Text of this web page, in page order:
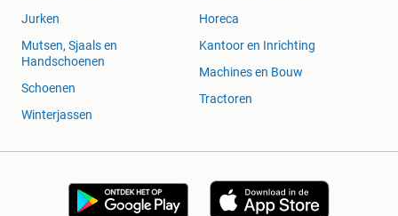
Jurken
Mutsen, Sjaals en
Handschoenen
Schoenen
Winterjassen
Horeca
Kantoor en Inrichting
Machines en Bouw
Tractoren